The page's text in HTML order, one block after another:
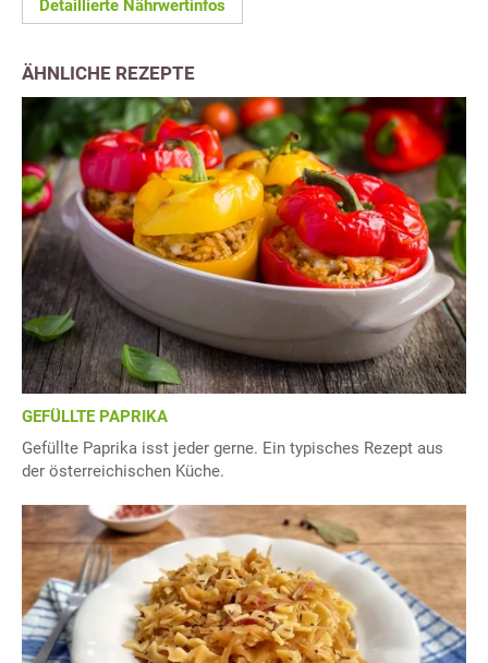
Detaillierte Nährwertinfos
ÄHNLICHE REZEPTE
GEFÜLLTE PAPRIKA
Gefüllte Paprika isst jeder gerne. Ein typisches Rezept aus
der österreichischen Küche.